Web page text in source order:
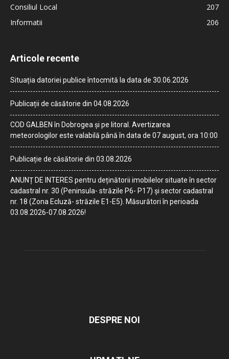
Consiliul Local
207
Informatii
206
Articole recente
Situația datoriei publice întocmită la data de 30.06.2026
Publicații de căsătorie din 04.08.2026
COD GALBEN în Dobrogea și pe litoral. Avertizarea
meteorologilor este valabilă până în data de 07 august, ora 10:00
Publicație de căsătorie din 03.08.2026
ANUNȚ DE INTERES pentru deținătorii imobilelor situate în sector
cadastral nr. 30 (Peninsula- străzile P6- P17) și sector cadastral
nr. 18 (Zona Ecluză- străzile E1-E5). Măsurători în perioada
03.08.2026-07.08.2026!
DESPRE NOI